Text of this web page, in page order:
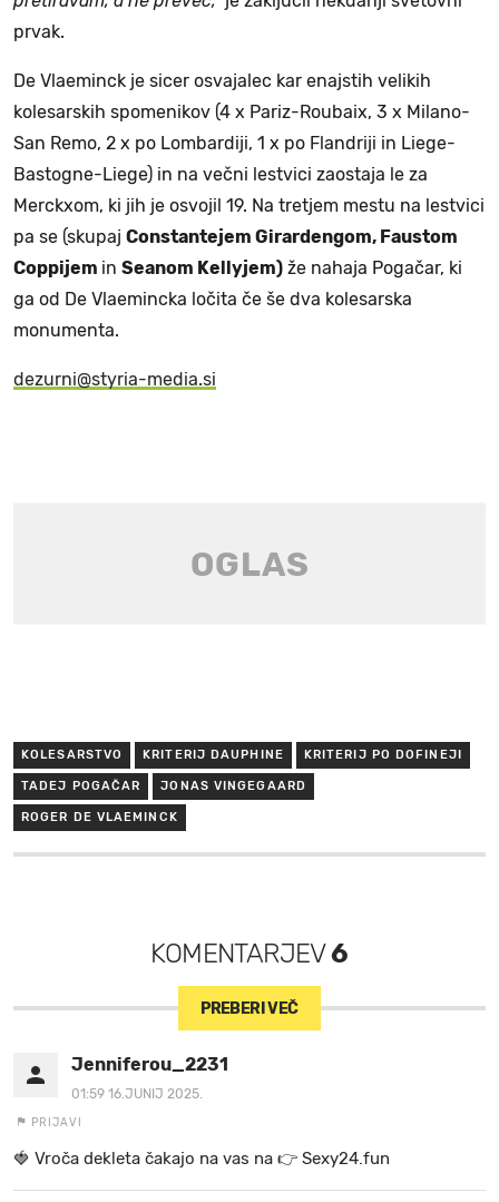
prvak.
De Vlaeminck je sicer osvajalec kar enajstih velikih
kolesarskih spomenikov (4 x Pariz-Roubaix, 3 x Milano-
San Remo, 2 x po Lombardiji, 1 x po Flandriji in Liege-
Bastogne-Liege) in na večni lestvici zaostaja le za
Merckxom, ki jih je osvojil 19. Na tretjem mestu na lestvici
pa se (skupaj Constantejem Girardengom, Faustom
Coppijem in Seanom Kellyjem) že nahaja Pogačar, ki
ga od De Vlaemincka ločita če še dva kolesarska
monumenta.
dezurni@styria-media.si
KOLESARSTVO KRITERIJ DAUPHINE KRITERIJ PO DOFINEJI
TADEJ POGAČAR JONAS VINGEGAARD
ROGER DE VLAEMINCK
KOMENTARJEV6
PREBERI VEČ
Jenniferou_2231
01:59 16.JUNIJ 2025.
PRIJAVI
🍓 Vr oč a de k le ta ča ka jo na va s n a 👉 Se x y2 4.fu n